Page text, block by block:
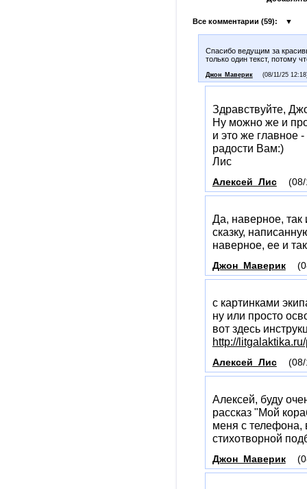
Все комментарии (59): ▼
Спасибо ведущим за
только один текст, потому
Джон_Маверик (08/11/25
Здравствуйте,
Ну можно же и
и это же главное
радости Вам:)
Лис
Алексей_Лис
Да, наверное, так
сказку,
наверное, ее и
Джон_Маверик
с картинками
ну или просто
вот здесь
http://
Алексей_Лис
Алексей, буду
рассказ "Мой
меня с телефона,
стихотворной
Джон_Маверик